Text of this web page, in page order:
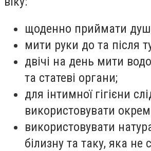
щоденно приймати
мити руки до та після
двічі на день мити
та статеві органи;
для інтимної гігієни
використовувати
використовувати
білизну та таку, яка не